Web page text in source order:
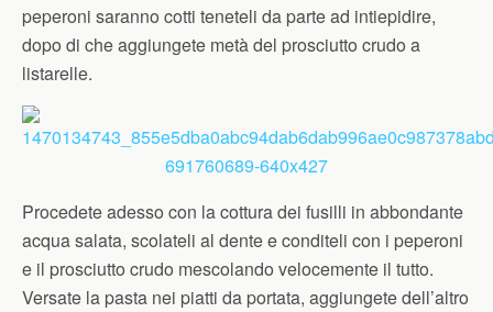
peperoni saranno cotti teneteli da parte ad intiepidire,
dopo di che aggiungete metà del prosciutto crudo a
listarelle.
Procedete adesso con la cottura dei fusilli in abbondante
acqua salata, scolateli al dente e conditeli con i peperoni
e il prosciutto crudo mescolando velocemente il tutto.
Versate la pasta nei piatti da portata, aggiungete dell’altro